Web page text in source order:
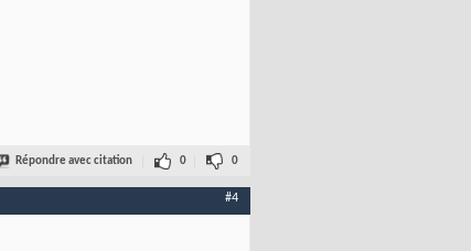
Répondre avec citation 0 0
#4